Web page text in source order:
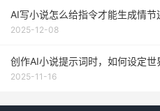
AI写小说怎么给指令才能生成情节
2025-12-08
创作AI小说提示词时，如何设定世
2025-11-16